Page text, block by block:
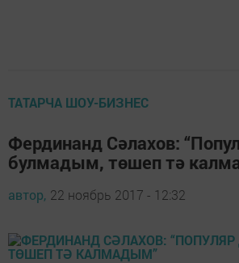
ТАТАРЧА ШОУ-БИЗНЕС
Фердинанд Сәлахов:
булмадым, төшеп тә
автор, 22 ноябрь 2017 - 12:32